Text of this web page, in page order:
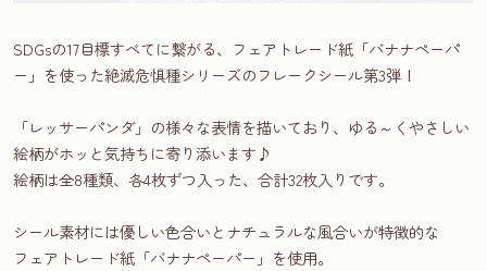
SDGsの17目標すべてに繋がる、フェアトレード紙「バナナペーパ
ー」を使った絶滅危惧種シリーズのフレークシール第3弾！
「レッサーパンダ」の様々な表情を描いており、ゆる～くやさしい
絵柄がホッと気持ちに寄り添います♪
絵柄は全8種類、各4枚ずつ入った、合計32枚入りです。
シール素材には優しい色合いとナチュラルな風合いが特徴的な
フェアトレード紙「バナナペーパー」を使用。